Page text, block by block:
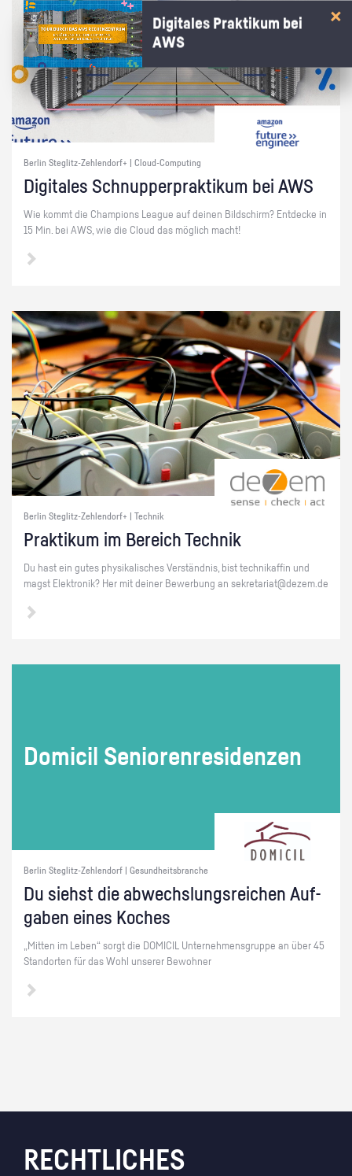
Berlin Steglitz-Zehlendorf+ | Cloud-Computing
Di­gi­ta­les Schnup­per­prak­ti­kum bei AWS
Wie kommt die Cham­pi­ons Le­ague auf dei­nen Bild­schirm? Ent­de­cke in
15 Min. bei AWS, wie die Cloud das mög­lich macht!
Berlin Steglitz-Zehlendorf+ | Technik
Prak­ti­kum im Be­reich Tech­nik
Du hast ein gutes phy­si­ka­li­sches Ver­ständ­nis, bist tech­ni­kaf­fin und
magst Elek­tro­nik? Her mit dei­ner Be­wer­bung an se­kre­ta­ri­at@​dezem.​de
Do­mi­cil Se­nio­ren­re­si­den­zen
Berlin Steglitz-Zehlendorf | Gesundheitsbranche
Du siehst die ab­wechs­lungs­rei­chen Auf­
ga­ben eines Ko­ches
„Mit­ten im Leben“ sorgt die DO­MI­CIL Un­ter­neh­mens­grup­pe an über 45
Stand­or­ten für das Wohl un­se­rer Be­woh­ner
Digitales Praktikum bei
AWS
RECHTLICHES